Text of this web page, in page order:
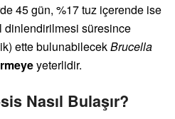
45 gün, %17 tuz içerende ise
dinlendirilmesi süresince
ette bulunabilecekBrucella
yeterlidir.
Nasıl Bulaşır?